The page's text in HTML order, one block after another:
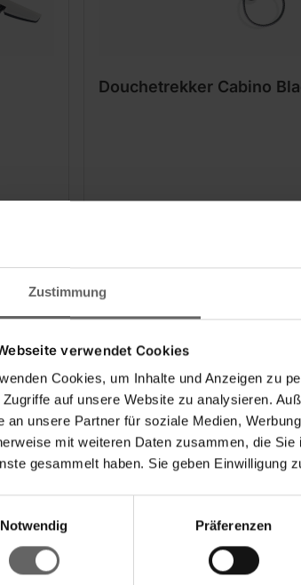
Zustimmung
verwendet Cookies
Cookies, um Inhalte und Anzeigen zu
Zugriffe auf unsere Website zu analysieren.
an unsere Partner für soziale Medien,
mit weiteren Daten zusammen, die
gesammelt haben. Sie geben Einwilligung
Notwendig
Präferenzen
Douchetrekker Cabino